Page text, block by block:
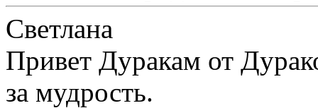
Светлана
Привет Дуракам от
за мудрость.